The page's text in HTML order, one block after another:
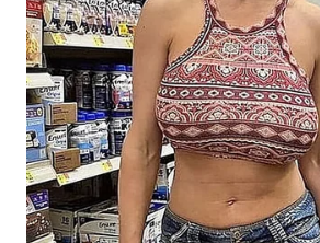
SAMOSIR
WN
PADANG
LAWAS
WN
SUMEDANG